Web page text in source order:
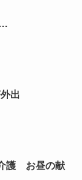
出
護 お昼の献